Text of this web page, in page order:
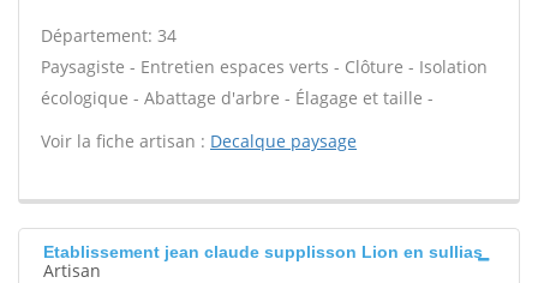
Département: 34
Paysagiste - Entretien espaces verts - Clôture - Isolation
écologique - Abattage d'arbre - Élagage et taille -
Voir la fiche artisan : Decalque paysage
Etablissement jean claude supplisson Lion en sullias
Artisan